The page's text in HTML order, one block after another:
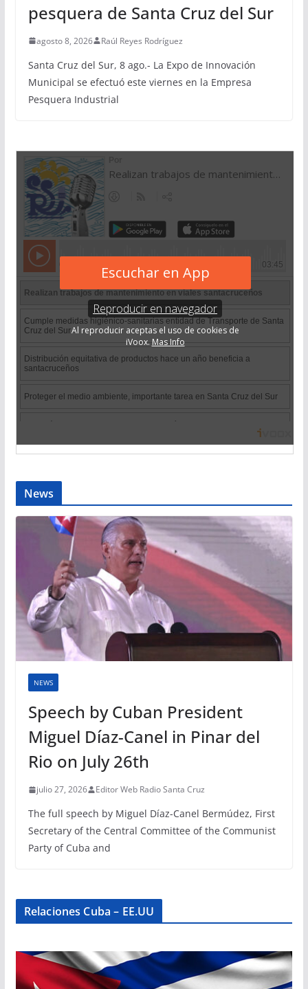
pesquera de Santa Cruz del Sur
agosto 8, 2026 Raúl Reyes Rodríguez
Santa Cruz del Sur, 8 ago.- La Expo de Innovación
Municipal se efectuó este viernes en la Empresa
Pesquera Industrial
News
NEWS
Speech by Cuban President
Miguel Díaz-Canel in Pinar del
Rio on July 26th
julio 27, 2026 Editor Web Radio Santa Cruz
The full speech by Miguel Díaz-Canel Bermúdez, First
Secretary of the Central Committee of the Communist
Party of Cuba and
Relaciones Cuba – EE.UU